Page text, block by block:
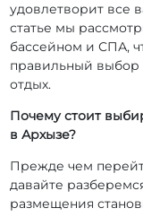
удовлетворит все
статье мы
бассейном и СПА,
правильный выбор
отдых.
Почему стоит
в Архызе?
Прежде чем
давайте
размещения